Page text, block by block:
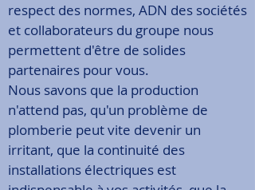
respect des normes, ADN des sociétés
et collaborateurs du groupe nous
permettent d'être de solides
partenaires pour vous.
Nous savons que la production
n'attend pas, qu'un problème de
plomberie peut vite devenir un
irritant, que la continuité des
installations électriques est